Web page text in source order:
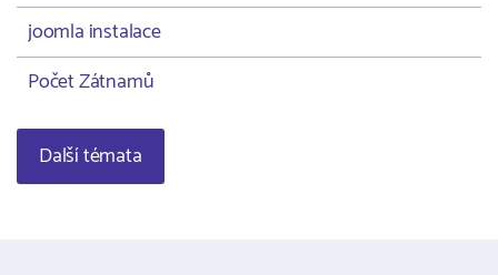
joomla instalace
Počet Zátnamů
Další témata